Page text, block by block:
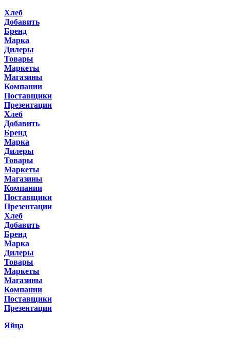
Хлеб
Добавить
Бренд
Марка
Дилеры
Товары
Маркеты
Магазины
Компании
Поставщики
Презентации
Хлеб
Добавить
Бренд
Марка
Дилеры
Товары
Маркеты
Магазины
Компании
Поставщики
Презентации
Хлеб
Добавить
Бренд
Марка
Дилеры
Товары
Маркеты
Магазины
Компании
Поставщики
Презентации
Яйца